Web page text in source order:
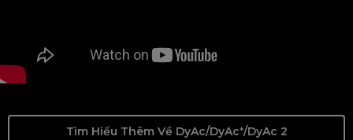
Tìm Hiểu Thêm Về DyAc/DyAc⁺/DyAc 2